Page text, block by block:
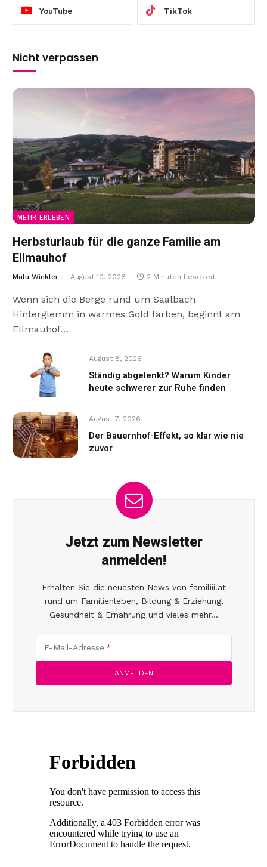
YouTube TikTok
Nicht verpassen
MEHR ERLEBEN
Herbsturlaub für die ganze Familie am
Ellmauhof
Malu Winkler August 10, 2026 2 Minuten Lesezeit
Wenn sich die Berge rund um Saalbach
Hinterglemm in warmes Gold färben, beginnt am
Ellmauhof…
August 8, 2026
Ständig abgelenkt? Warum Kinder
heute schwerer zur Ruhe finden
August 7, 2026
Der Bauernhof-Effekt, so klar wie nie
zuvor
Jetzt zum Newsletter
anmelden!
Erhalten Sie die neuesten News von familiii.at
rund um Familienleben, Bildung & Erziehung,
Gesundheit & Ernährung und vieles mehr...
E-Mail-Adresse